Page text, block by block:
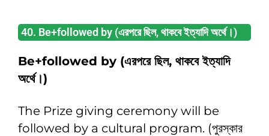
40. Be+followed by (এরপরে ছিল, থাকবে ইত্যাদি অর্থে।)
Be+followed by (এরপরে ছিল, থাকবে ইত্যাদি
অর্থে।)
The Prize giving ceremony will be
followed by a cultural program. (পুরস্কার